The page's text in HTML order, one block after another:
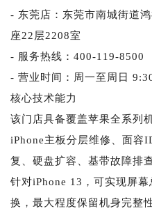
- 东莞店：东莞市南城街道
座22层2208室
- 服务热线：400-119-8500
- 营业时间：周一至周日
核心技术能力
该门店具备覆盖苹果全系列
iPhone主板分层维修、面容
复、硬盘扩容、基带故障排
针对iPhone 13，可实现屏
换，最大程度保留机身完整性